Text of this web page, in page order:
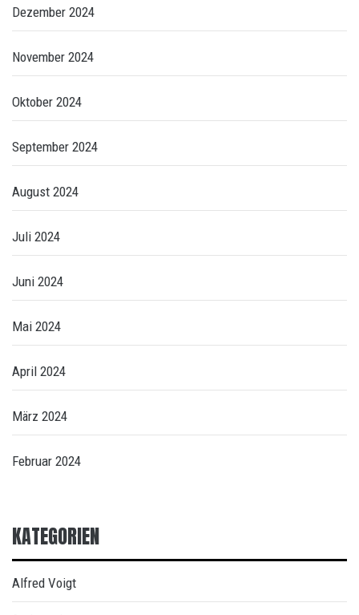
Dezember 2024
November 2024
Oktober 2024
September 2024
August 2024
Juli 2024
Juni 2024
Mai 2024
April 2024
März 2024
Februar 2024
KATEGORIEN
Alfred Voigt